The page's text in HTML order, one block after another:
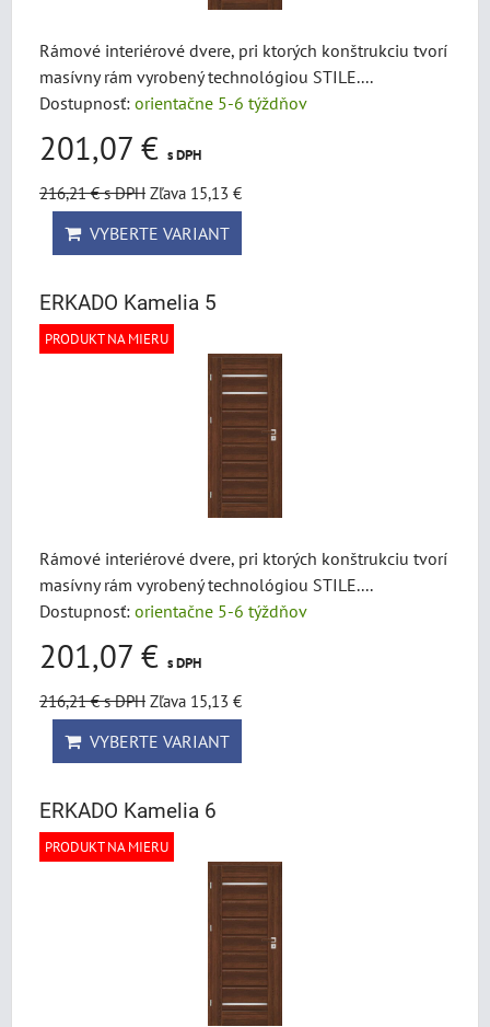
Rámové interiérové dvere, pri ktorých konštrukciu tvorí
masívny rám vyrobený technológiou STILE....
Dostupnosť: orientačne 5-6 týždňov
201,07 € s DPH
216,21 €s DPH Zľava 15,13 €
VYBERTE VARIANT
ERKADO Kamelia 5
PRODUKT NA MIERU
Rámové interiérové dvere, pri ktorých konštrukciu tvorí
masívny rám vyrobený technológiou STILE....
Dostupnosť: orientačne 5-6 týždňov
201,07 € s DPH
216,21 €s DPH Zľava 15,13 €
VYBERTE VARIANT
ERKADO Kamelia 6
PRODUKT NA MIERU